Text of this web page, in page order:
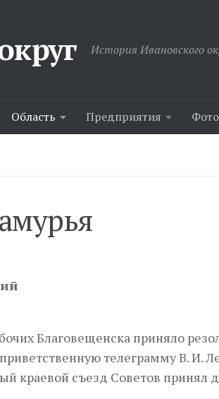
История Ивановского
Область Предприятия Фото
Благовещенска приняло
телеграмму В. И.
краевой съезд Советов принял